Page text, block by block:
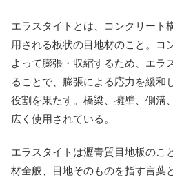
エラスタイトとは、コンクリート
用される板状の目地材のこと。コ
よって膨張・収縮するため、エラ
ることで、膨張による応力を緩和
役割を果たす。橋梁、擁壁、側溝
広く使用されている。
エラスタイトは瀝青質目地板のこ
材全般、目地そのものを指す言葉